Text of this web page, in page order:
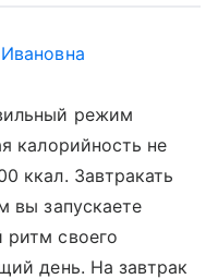
режим
калорийность не
ккал. Завтракать
вы запускаете
ритм своего
день. На завтрак